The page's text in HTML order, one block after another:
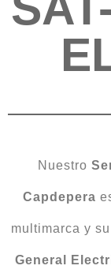
Nuestro
Capdepera
multimarca y
General